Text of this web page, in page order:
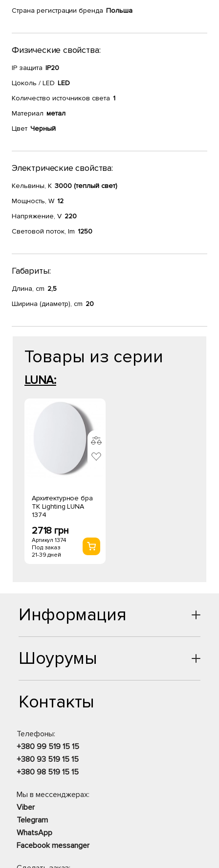
Страна регистрации бренда Польша
Физические свойства:
IP защита IP20
Цоколь / LED LED
Количество источников света 1
Материал метал
Цвет Черный
Электрические свойства:
Кельвины, К 3000 (теплый свет)
Мощность, W 12
Напряжение, V 220
Световой поток, lm 1250
Габариты:
Длина, cm 2,5
Ширина (диаметр), cm 20
Товары из серии
LUNA:
Архитектурное бра
TK Lighting LUNA
1374
2718 грн
Артикул 1374
Под заказ
21-39 дней
Шоурумы
Контакты
Телефоны:
+380 99 519 15 15
+380 93 519 15 15
+380 98 519 15 15
Мы в мессенджерах:
Viber
Telegram
WhatsApp
Facebook messanger
Информация